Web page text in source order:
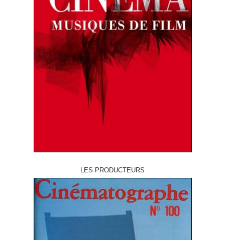
LES PRODUCTEURS